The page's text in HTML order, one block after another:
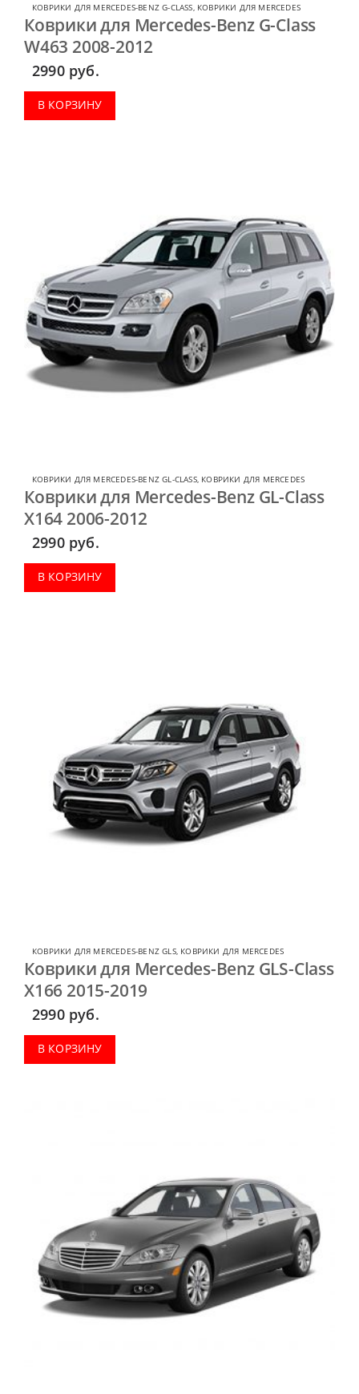
КОВРИКИ ДЛЯ MERCEDES-BENZ G-CLASS, КОВРИКИ ДЛЯ MERCEDES
Коврики для Mercedes-Benz G-Class
W463 2008-2012
2990 руб.
В КОРЗИНУ
КОВРИКИ ДЛЯ MERCEDES-BENZ GL-CLASS, КОВРИКИ ДЛЯ MERCEDES
Коврики для Mercedes-Benz GL-Class
X164 2006-2012
2990 руб.
В КОРЗИНУ
КОВРИКИ ДЛЯ MERCEDES-BENZ GLS, КОВРИКИ ДЛЯ MERCEDES
Коврики для Mercedes-Benz GLS-Class
X166 2015-2019
2990 руб.
В КОРЗИНУ